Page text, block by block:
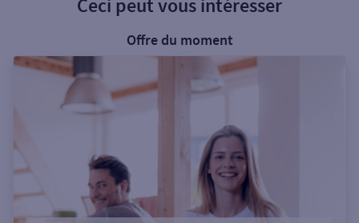
Ceci peut vous intéresser
Offre du moment